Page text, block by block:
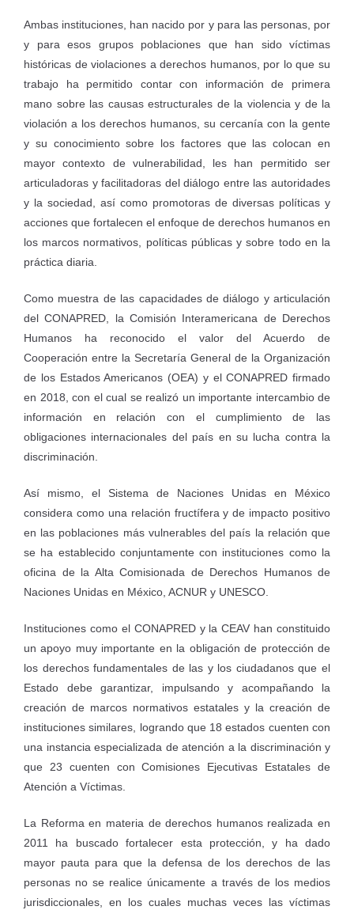
Ambas instituciones, han nacido por y para las personas, por
y para esos grupos poblaciones que han sido víctimas
históricas de violaciones a derechos humanos, por lo que su
trabajo ha permitido contar con información de primera
mano sobre las causas estructurales de la violencia y de la
violación a los derechos humanos, su cercanía con la gente
y su conocimiento sobre los factores que las colocan en
mayor contexto de vulnerabilidad, les han permitido ser
articuladoras y facilitadoras del diálogo entre las autoridades
y la sociedad, así como promotoras de diversas políticas y
acciones que fortalecen el enfoque de derechos humanos en
los marcos normativos, políticas públicas y sobre todo en la
práctica diaria.
Como muestra de las capacidades de diálogo y articulación
del CONAPRED, la Comisión Interamericana de Derechos
Humanos ha reconocido el valor del Acuerdo de
Cooperación entre la Secretaría General de la Organización
de los Estados Americanos (OEA) y el CONAPRED firmado
en 2018, con el cual se realizó un importante intercambio de
información en relación con el cumplimiento de las
obligaciones internacionales del país en su lucha contra la
discriminación.
Así mismo, el Sistema de Naciones Unidas en México
considera como una relación fructífera y de impacto positivo
en las poblaciones más vulnerables del país la relación que
se ha establecido conjuntamente con instituciones como la
oficina de la Alta Comisionada de Derechos Humanos de
Naciones Unidas en México, ACNUR y UNESCO.
Instituciones como el CONAPRED y la CEAV han constituido
un apoyo muy importante en la obligación de protección de
los derechos fundamentales de las y los ciudadanos que el
Estado debe garantizar, impulsando y acompañando la
creación de marcos normativos estatales y la creación de
instituciones similares, logrando que 18 estados cuenten con
una instancia especializada de atención a la discriminación y
que 23 cuenten con Comisiones Ejecutivas Estatales de
Atención a Víctimas.
La Reforma en materia de derechos humanos realizada en
2011 ha buscado fortalecer esta protección, y ha dado
mayor pauta para que la defensa de los derechos de las
personas no se realice únicamente a través de los medios
jurisdiccionales, en los cuales muchas veces las víctimas